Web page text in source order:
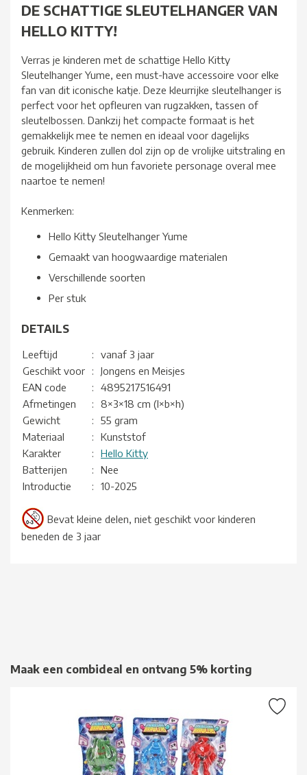
DE SCHATTIGE SLEUTELHANGER VAN
HELLO KITTY!
Verras je kinderen met de schattige Hello Kitty
Sleutelhanger Yume, een must-have accessoire voor elke
fan van dit iconische katje. Deze kleurrijke sleutelhanger is
perfect voor het opfleuren van rugzakken, tassen of
sleutelbossen. Dankzij het compacte formaat is het
gemakkelijk mee te nemen en ideaal voor dagelijks
gebruik. Kinderen zullen dol zijn op de vrolijke uitstraling en
de mogelijkheid om hun favoriete personage overal mee
naartoe te nemen!
Kenmerken:
Hello Kitty Sleutelhanger Yume
Gemaakt van hoogwaardige materialen
Verschillende soorten
Per stuk
DETAILS
Leeftijd :
vanaf 3 jaar
Geschikt voor
:
Jongens en Meisjes
EAN code
:
4895217516491
Afmetingen
:
8×3×18 cm (l×b×h)
Gewicht
:
55 gram
Materiaal
:
Kunststof
Karakter
:
Hello Kitty
Batterijen
:
Nee
Introductie
: 10-2025
Bevat kleine delen, niet geschikt voor kinderen
beneden de 3 jaar
Maak een combideal en ontvang 5% korting